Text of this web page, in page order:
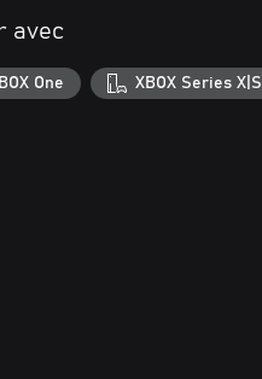
avec
One XBOX Series X|S